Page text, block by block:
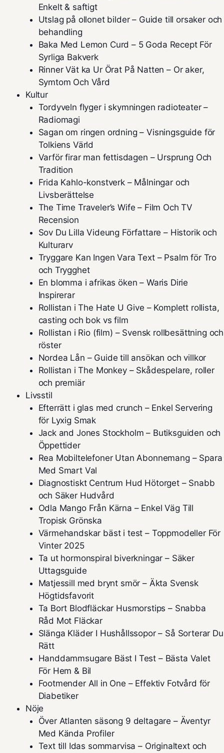
Enkelt & saftigt
Utslag på ollonet bilder – Guide till orsaker och
behandling
Baka Med Lemon Curd – 5 Goda Recept För
Syrliga Bakverk
Rinner Vät ka Ur Örat På Natten – Or aker,
Symtom Och Vård
Kultur
Tordyveln flyger i skymningen radioteater –
Radiomagi
Sagan om ringen ordning – Visningsguide för
Tolkiens Värld
Varför firar man fettisdagen – Ursprung Och
Tradition
Frida Kahlo-konstverk – Målningar och
Livsberättelse
The Time Traveler’s Wife – Film Och TV
Recension
Sov Du Lilla Videung Författare – Historik och
Kulturarv
Tryggare Kan Ingen Vara Text – Psalm för Tro
och Trygghet
En blomma i afrikas öken – Waris Dirie
Inspirerar
Rollistan i The Hate U Give – Komplett rollista,
casting och bok vs film
Rollistan i Rio (film) – Svensk rollbesättning och
röster
Nordea Lån – Guide till ansökan och villkor
Rollistan i The Monkey – Skådespelare, roller
och premiär
Livsstil
Efterrätt i glas med crunch – Enkel Servering
för Lyxig Smak
Jack and Jones Stockholm – Butiksguiden och
Öppettider
Rea Mobiltelefoner Utan Abonnemang – Spara
Med Smart Val
Diagnostiskt Centrum Hud Hötorget – Snabb
och Säker Hudvård
Odla Mango Från Kärna – Enkel Väg Till
Tropisk Grönska
Värmehandskar bäst i test – Toppmodeller För
Vinter 2025
Ta ut hormonspiral biverkningar – Säker
Uttagsguide
Matjessill med brynt smör – Äkta Svensk
Högtidsfavorit
Ta Bort Blodfläckar Husmorstips – Snabba
Råd Mot Fläckar
Slänga Kläder I Hushållssopor – Så Sorterar Du
Rätt
Handdammsugare Bäst I Test – Bästa Valet
För Hem & Bil
Footmender All in One – Effektiv Fotvård för
Diabetiker
Nöje
Över Atlanten säsong 9 deltagare – Äventyr
Med Kända Profiler
Text till Idas sommarvisa – Originaltext och